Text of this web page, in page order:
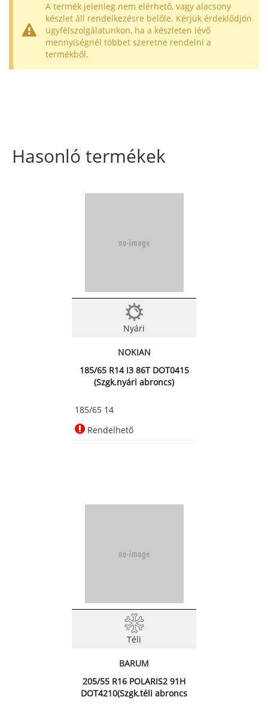
A termék jelenleg nem elérhető, vagy alacsony
készlet áll rendelkezésre belőle. Kérjük érdeklődjön
ügyfélszolgálatunkon, ha a készleten lévő
mennyiségnél többet szeretne rendelni a
termékből.
Hasonló termékek
Nyári
NOKIAN
185/65 R14 I3 86T DOT0415
(Szgk.nyári abroncs)
185/65 14
Rendelhető
Téli
BARUM
205/55 R16 POLARIS2 91H
DOT4210(Szgk.téli abroncs